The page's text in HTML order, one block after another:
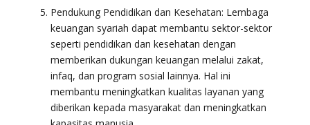
Pendukung Pendidikan dan Kesehatan: Lembaga
keuangan syariah dapat membantu sektor-sektor
seperti pendidikan dan kesehatan dengan
memberikan dukungan keuangan melalui zakat,
infaq, dan program sosial lainnya. Hal ini
membantu meningkatkan kualitas layanan yang
diberikan kepada masyarakat dan meningkatkan